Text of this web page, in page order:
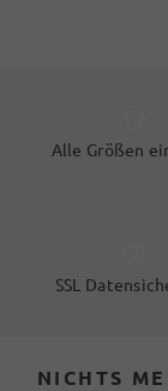
Alle Größen
SSL
NICHTS